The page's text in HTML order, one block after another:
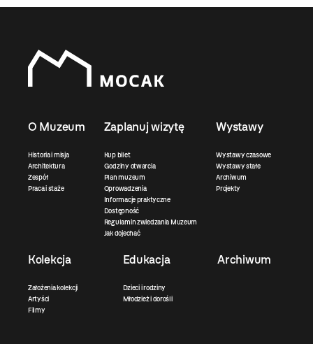
O Muzeum
Historia i misja
Architektura
Zespół
Praca i staże
Zaplanuj wizytę
Kup bilet
Godziny otwarcia
Plan muzeum
Oprowadzenia
Informacje praktyczne
Dostępność
Regulamin zwiedzania Muzeum
Jak dojechać
Wystawy
Wystawy czasowe
Wystawy stałe
Archiwum
Projekty
Kolekcja
Założenia kolekcji
Artyści
Filmy
Edukacja
Dzieci i rodziny
Młodzież i dorośli
Archiwum